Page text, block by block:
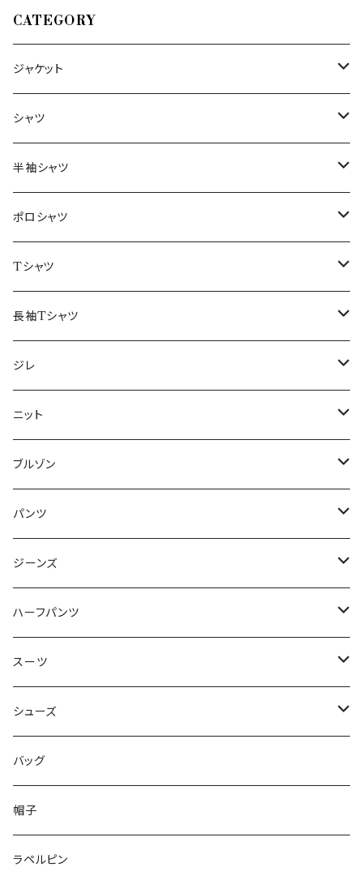
CATEGORY
ジャケット
～44/S
46/M
48/L
50/XL～
シャツ
～44/S
46/M
48/L
50/XL～
半袖シャツ
～44/S
46/M
48/L
50/XL～
ポロシャツ
～44/S
46/M
48/L
50/XL～
Tシャツ
～44/S
46/M
48/L
50/XL～
長袖Tシャツ
～44/S
46/M
48/L
50/XL～
ジレ
～44/S
46/M
48/L
50/XL～
ニット
～44/S
46/M
48/L
50/XL～
ブルゾン
～44/S
46/M
48/L
50/XL～
パンツ
～44/S
46/M
48/L
50/XL～
ジーンズ
～44/S
46/M
48/L
50/XL～
ハーフパンツ
～44/S
46/M
48/L
50/XL～
スーツ
～44/S
46/M
48/L
50/XL～
シューズ
～25.5cm
26cm～
27cm～
バッグ
帽子
ラペルピン